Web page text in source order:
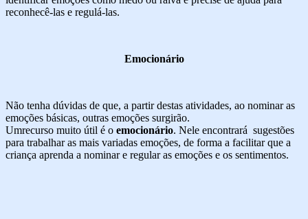
reconhecê-las e regulá-las.
Emocionário
Não tenha dúvidas de que, a partir destas atividades, ao nominar as
emoções básicas, outras emoções surgirão.
Umrecurso muito útil é o emocionário. Nele encontrará sugestões
para trabalhar as mais variadas emoções, de forma a facilitar que a
criança aprenda a nominar e regular as emoções e os sentimentos.